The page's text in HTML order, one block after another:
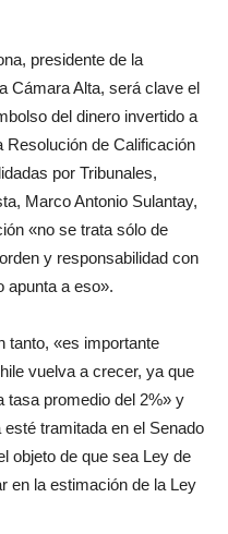
presidente de la
Cámara Alta, será clave el
del dinero invertido a
de Calificación
por Tribunales,
Marco Antonio Sulantay,
«no se trata sólo de
y responsabilidad con
apunta a eso».
tanto, «es importante
vuelva a crecer, ya que
tasa promedio del 2%» y
tramitada en el Senado
objeto de que sea Ley de
en la estimación de la Ley